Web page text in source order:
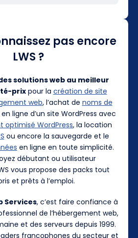
pas encore
LWS ?
solutions web au meilleur
prixpour la création de site
web, l’achat de noms de
ligne d’un site WordPress avec
optimisé WordPress, la location
ou encore la sauvegarde et le
en ligne en toute simplicité.
débutant ou utilisateur
vous propose des packs tout
et prêts à l’emploi.
Services, c’est faire confiance à
de l’hébergement web,
et des serveurs depuis 1999.
francophones du secteur et